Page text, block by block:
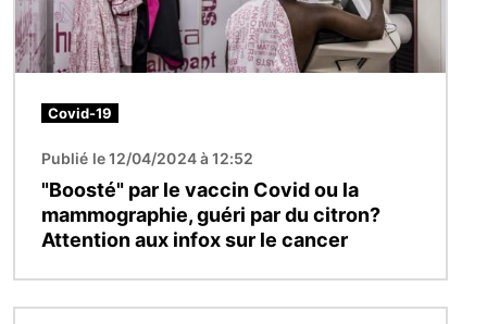
Covid-19
Publié le 12/04/2024 à 12:52
"Boosté" par le vaccin Covid ou la
mammographie, guéri par du citron?
Attention aux infox sur le cancer